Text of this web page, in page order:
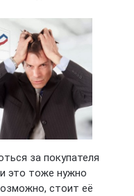
за покупателя
это тоже нужно
стоит её